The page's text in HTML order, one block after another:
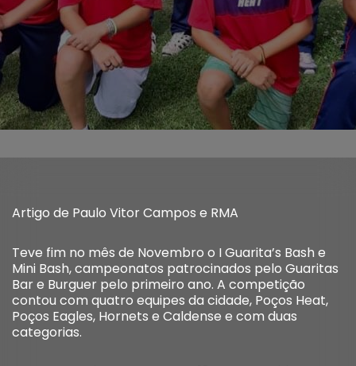
Artigo de Paulo Vitor Campos e RMA
Teve fim no mês de Novembro o I Guarita’s Bash e
Mini Bash, campeonatos patrocinados pelo Guaritas
Bar e Burguer pelo primeiro ano. A competição
contou com quatro equipes da cidade, Poços Heat,
Poços Eagles, Hornets e Caldense e com duas
categorias.